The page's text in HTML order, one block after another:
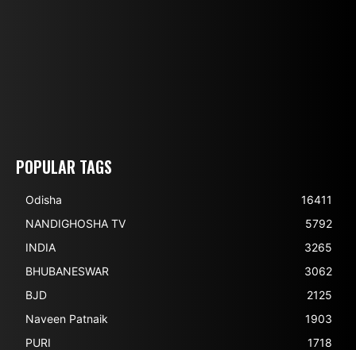
POPULAR TAGS
Odisha
16411
NANDIGHOSHA TV
5792
INDIA
3265
BHUBANESWAR
3062
BJD
2125
Naveen Patnaik
1903
PURI
1718